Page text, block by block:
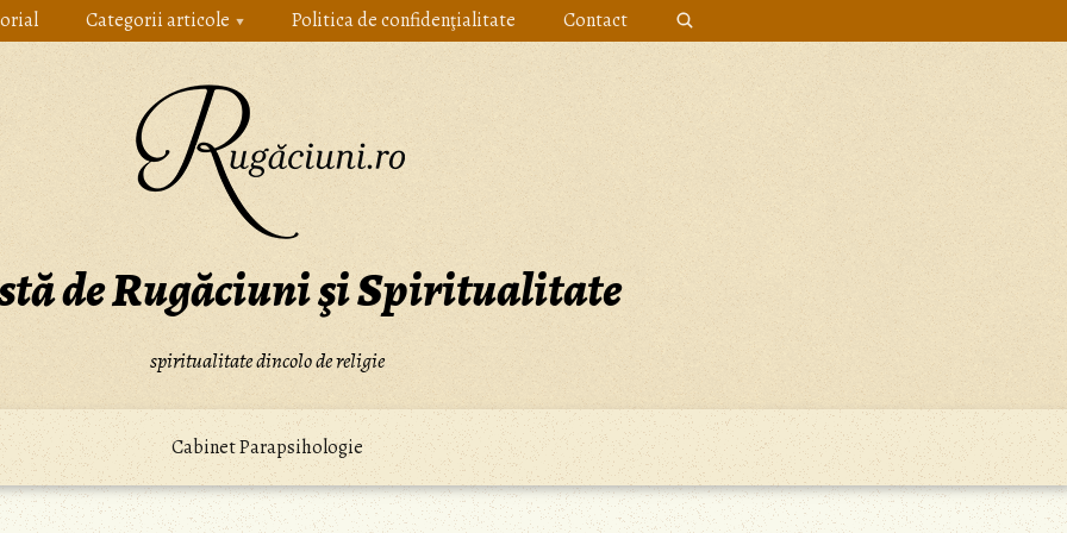
Categorii articole Politica de confidenţialitate Contact
de Rugăciuni şi Spiritualitate
spiritualitate dincolo de religie
Cabinet Parapsihologie